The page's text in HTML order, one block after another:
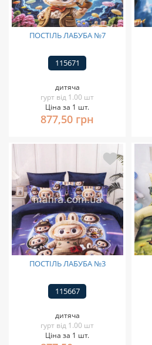
ПОСТІЛЬ ЛАБУБА №7
115671
дитяча
гурт від 1.00 шт
Ціна за 1 шт.
877,50 грн
ПОСТІЛЬ ЛАБУБА №3
115667
дитяча
гурт від 1.00 шт
Ціна за 1 шт.